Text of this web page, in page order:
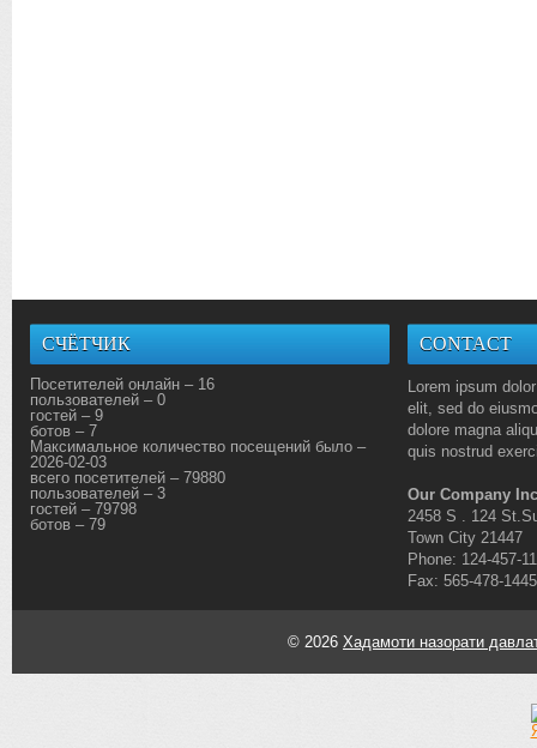
СЧЁТЧИК
Посетителей онлайн – 16
пользователей – 0
гостей – 9
ботов – 7
Максимальное количество посещений было –
2026-02-03
всего посетителей – 79880
пользователей – 3
гостей – 79798
ботов – 79
CONTACT
Lorem ipsum
elit, sed do
dolore magna
quis nostrud
Our Company
2458 S . 124
Town City 21447
Phone: 124-457-
Fax: 565-478-1445
© 2026 Хадамоти назорати